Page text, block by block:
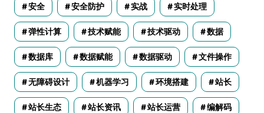
安全 安全防护 实战 实时处理
弹性计算 技术赋能 技术驱动 数据
数据库 数据赋能 数据驱动 文件操作
无障碍设计 机器学习 环境搭建 站长
站长生态 站长资讯 站长运营 编解码